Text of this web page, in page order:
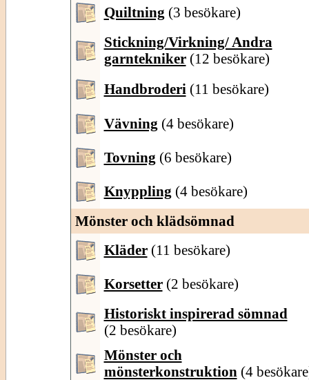
Quiltning (3 besökare)
Stickning/Virkning/ Andra
garntekniker (12 besökare)
Handbroderi (11 besökare)
Vävning (4 besökare)
Tovning (6 besökare)
Knyppling (4 besökare)
Mönster och klädsömnad
Kläder (11 besökare)
Korsetter (2 besökare)
Historiskt inspirerad sömnad
(2 besökare)
Mönster och
mönsterkonstruktion (4